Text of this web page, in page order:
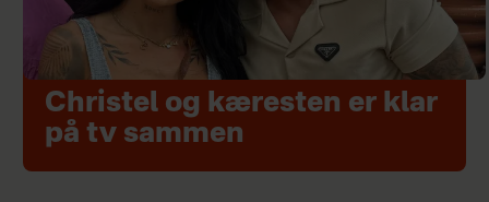
Christel og kæresten er klar
på tv sammen